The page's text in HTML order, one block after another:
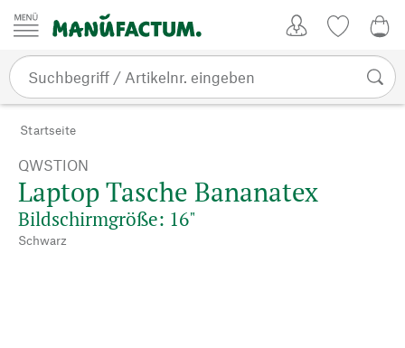
Zum Inhalt springen
Startseite
QWSTION
Laptop Tasche Bananatex
Bildschirmgröße: 16"
Schwarz